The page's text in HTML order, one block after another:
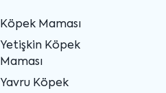
Köpek Maması
Yetişkin Köpek
Maması
Yavru Köpek